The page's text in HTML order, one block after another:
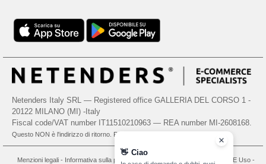
Netenders Italy SRL — Registered office GALLERIA DEL CORSO 1 -
20122 MILANO (MI) -Italy
Fiscal code/VAT number IT11510210963 — REA number MI-2608168.
Questo NON è l'indirizzo di ritorno. Per i resi, vedere qui
Menzioni legali - Informativa sulla privacy Condizioni Generali Di Accesso E Uso -
👋 Ciao